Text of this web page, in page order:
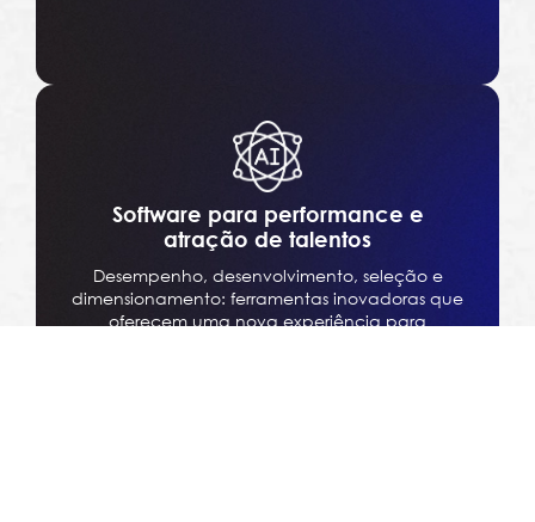
Software para performance e
atração de talentos
Desempenho, desenvolvimento, seleção e
dimensionamento: ferramentas inovadoras que
oferecem uma nova experiência para